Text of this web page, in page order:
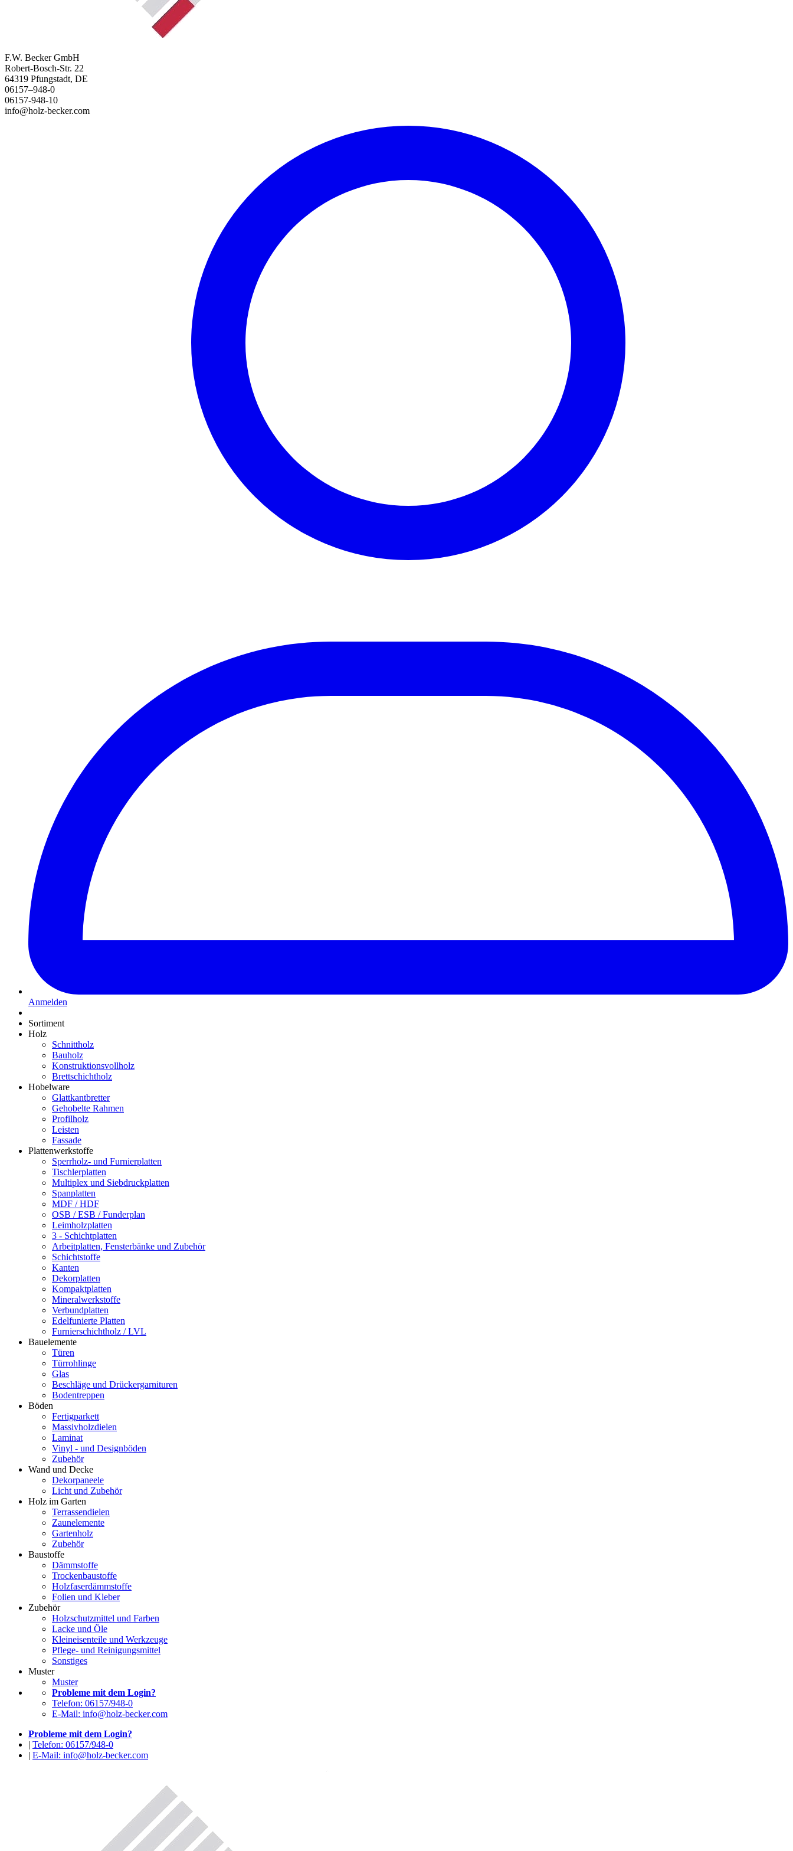
F.W. Becker GmbH
Robert-Bosch-Str. 22
64319 Pfungstadt, DE
06157–948-0
06157-948-10
info@holz-becker.com
Anmelden
Sortiment
Holz
Schnittholz
Bauholz
Konstruktionsvollholz
Brettschichtholz
Hobelware
Glattkantbretter
Gehobelte Rahmen
Profilholz
Leisten
Fassade
Plattenwerkstoffe
Sperrholz- und Furnierplatten
Tischlerplatten
Multiplex und Siebdruckplatten
Spanplatten
MDF / HDF
OSB / ESB / Funderplan
Leimholzplatten
3 - Schichtplatten
Arbeitplatten, Fensterbänke und Zubehör
Schichtstoffe
Kanten
Dekorplatten
Kompaktplatten
Mineralwerkstoffe
Verbundplatten
Edelfunierte Platten
Furnierschichtholz / LVL
Bauelemente
Türen
Türrohlinge
Glas
Beschläge und Drückergarnituren
Bodentreppen
Böden
Fertigparkett
Massivholzdielen
Laminat
Vinyl - und Designböden
Zubehör
Wand und Decke
Dekorpaneele
Licht und Zubehör
Holz im Garten
Terrassendielen
Zaunelemente
Gartenholz
Zubehör
Baustoffe
Dämmstoffe
Trockenbaustoffe
Holzfaserdämmstoffe
Folien und Kleber
Zubehör
Holzschutzmittel und Farben
Lacke und Öle
Kleineisenteile und Werkzeuge
Pflege- und Reinigungsmittel
Sonstiges
Muster
Muster
Probleme mit dem Login?
Telefon: 06157/948-0
E-Mail: info@holz-becker.com
Probleme mit dem Login?
| Telefon: 06157/948-0
| E-Mail: info@holz-becker.com